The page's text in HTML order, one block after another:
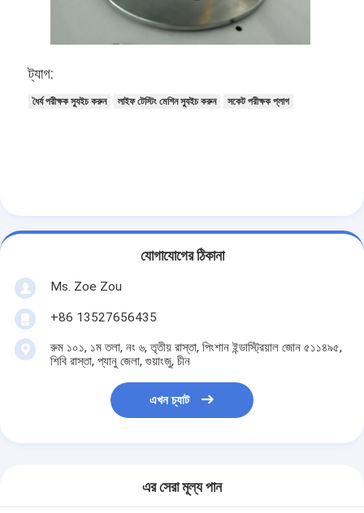
আমাদের সাথে যোগাযোগ
ব্লগ
ব্যাটারি পরীক্ষার সরঞ্জাম
বৈদ্যুতিক ল্যাবের জন্য পরীক্ষার সরঞ্জাম
লাইফ পরীক্ষক স্যুইচ করুন
নেতৃত্বে পরীক্ষার সরঞ্জাম
জল ইনগ্রিজ টেস্টিং সরঞ্জাম
ট্যাগ:
ধৈর্য পরীক্ষক স্যুইচ করুন লাইফ টেস্টিং মেশিন স্যুইচ করুন সকেট পরীক্ষক প্লাগ
যোগাযোগের ঠিকানা
Ms. Zoe Zou
+86 13527656435
রুম ১০১, ১ম তলা, নং ৬, তৃতীয় রাস্তা, পিংশান ইন্ডাস্ট্রিয়াল জোন ৫১১৪৯৫,
শিবি রাস্তা, প্যানু জেলা, গুয়াংজু, চীন
এখন চ্যাট
এর সেরা মূল্য পান